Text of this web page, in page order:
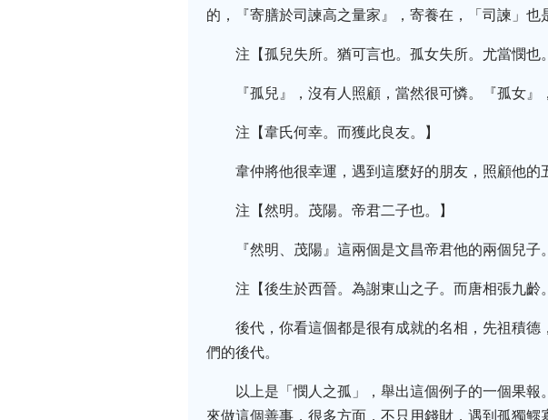
的，『寄膳於司諫高之量家』，寄養在，「司諫」
注【孤兒失所。猶可言也。孤女失所。尤當憫也
『孤兒』，沒有人照顧，當然很可憐。『孤女』
注【韋氏何幸。而獲此良友。】
韋仲將他很幸運，遇到這麼好的朋友，照顧他的
注【然明。茂陽。帝君二子也。】
『然明、茂陽』這兩個是文昌帝君他的兩個兒
注【後生於西晉。為謝東山之子。而唐相張九齡
後代，你看這個都是很有成就的名相，先祖積
們的後代。
以上是「憫人之孤」，舉出這個例子的一個果
來做這個善事，很多方面，不只用錢財，遇到孤獨